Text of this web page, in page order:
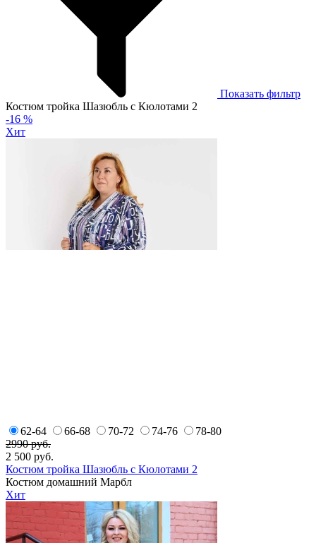
Показать фильтр
Костюм тройка Шазюбль с Кюлотами 2
-16 %
Хит
62-64 66-68 70-72 74-76
78-80
2990 руб.
2 500 руб.
Костюм тройка Шазюбль с Кюлотами 2
Костюм домашний Марбл
Хит